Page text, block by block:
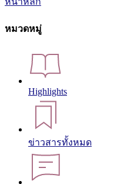
หมวดหมู่
Highlights
ข่าวสารทั้งหมด